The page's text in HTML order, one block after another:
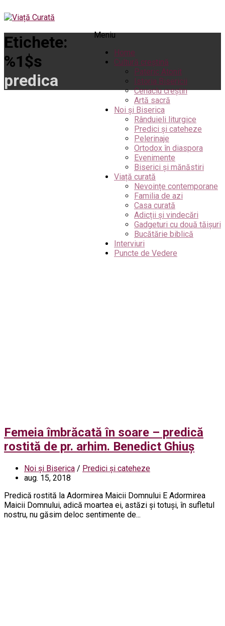
Meniu
Home
Cultură creștină
Pateric Atonit
Istoria Bisericii
Cenaclu creștin
Artă sacră
Noi și Biserica
Rânduieli liturgice
Predici și cateheze
Pelerinaje
Ortodox în diaspora
Evenimente
Biserici și mănăstiri
Viață curată
Nevoințe contemporane
Familia de azi
Casa curată
Adicții și vindecări
Gadgeturi cu două tăișuri
Bucătărie biblică
Interviuri
Puncte de Vedere
Etichete:
%1$s
predica
Femeia îmbrăcată în soare – predică
rostită de pr. arhim. Benedict Ghiuș
Noi și Biserica / Predici și cateheze
aug. 15, 2018
Predică rostită la Adormirea Maicii Domnului E Adormirea
Maicii Domnului, adică moartea ei, astăzi și totuși, în sufletul
nostru, nu găsim deloc sentimente de...